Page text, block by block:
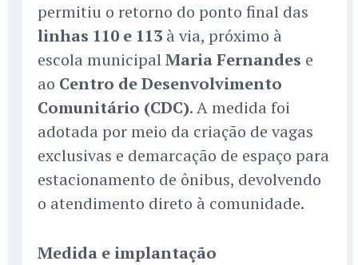
permitiu o retorno do ponto final das
linhas 110 e 113 à via, próximo à
escola municipal Maria Fernandes e
ao Centro de Desenvolvimento
Comunitário (CDC). A medida foi
adotada por meio da criação de vagas
exclusivas e demarcação de espaço para
estacionamento de ônibus, devolvendo
o atendimento direto à comunidade.
Medida e implantação